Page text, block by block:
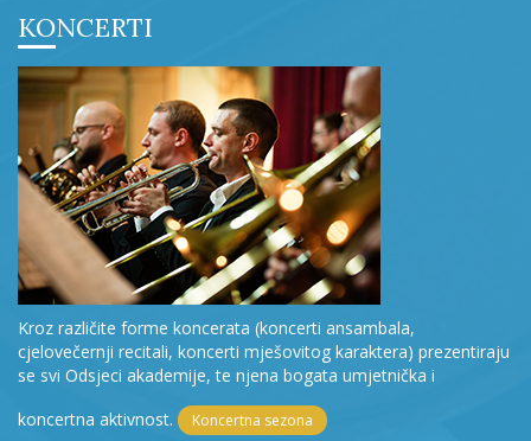
KONCERTI
Kroz različite forme koncerata (koncerti ansambala,
cjelovečernji recitali, koncerti mješovitog karaktera) prezentiraju
se svi Odsjeci akademije, te njena bogata umjetnička i
koncertna aktivnost.
Koncertna sezona